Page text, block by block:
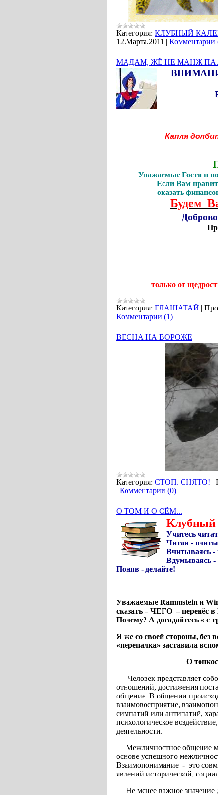
Категория: КЛУБНЫЙ
12.Марта.2011 | Комментарии
МАДАМ, ЖЁ НЕ МАНЖ
Капля
Уважаемые Гости и
Если Вам
оказать
Будем
только от
Категория: ГЛАШАТАЙ |
Комментарии (1)
ВЕСНА НА ВОРОЖЕ
Категория: СТОП, СНЯТО! |
| Комментарии (0)
О ТОМ И О СЁМ...
Клубный
Учитесь
Читая -
Вчитываясь -
Вдумываясь -
Поняв - делайте!
Уважаемые Rammstein и
сказать – ЧЕГО – перенёс
Почему? А догадайтесь « с
Я же со своей стороны, без
«перепалка» заставила
О
Человек представляет
отношений, достижения
общение. В общении
взаимовосприятие,
симпатий или антипатий,
психологическое
деятельности.
Межличностное общение
основе успешного
Взаимопонимание - это
явлений исторической,
Не менее важное